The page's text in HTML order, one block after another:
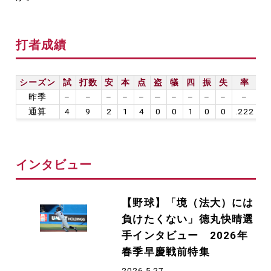
打者成績
シーズン 試 打数 安 本 点 盗 犠 四 振 失
率
昨季
– – – – – — – – – –
–
通算
4 9 2 1 4 0 0 1 0 0 .222
インタビュー
【野球】「境（法大）には
負けたくない」德丸快晴選
手インタビュー 2026年
春季早慶戦前特集